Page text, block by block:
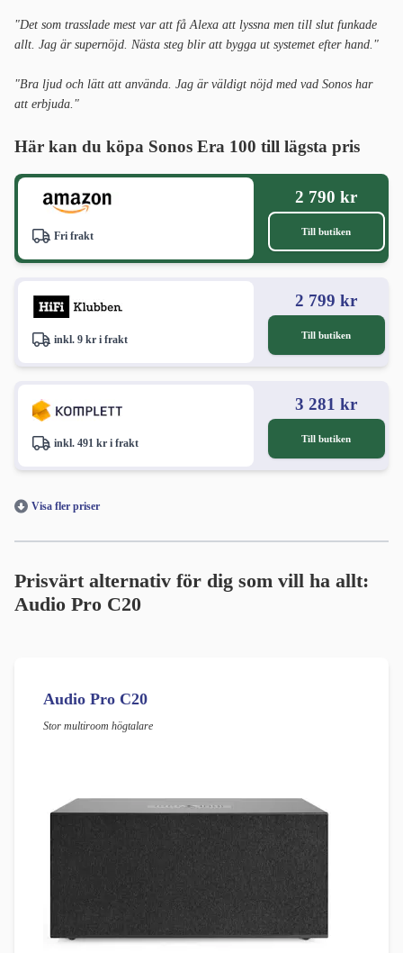
"Det som trasslade mest var att få Alexa att lyssna men till slut funkade
allt. Jag är supernöjd. Nästa steg blir att bygga ut systemet efter hand."
"Bra ljud och lätt att använda. Jag är väldigt nöjd med vad Sonos har
att erbjuda."
Här kan du köpa Sonos Era 100 till lägsta pris
Fri frakt
2 790 kr
Till butiken
inkl. 9 kr i frakt
2 799 kr
Till butiken
inkl. 491 kr i frakt
3 281 kr
Till butiken
Visa fler priser
Prisvärt alternativ för dig som vill ha allt:
Audio Pro C20
Audio Pro C20
Stor multiroom högtalare